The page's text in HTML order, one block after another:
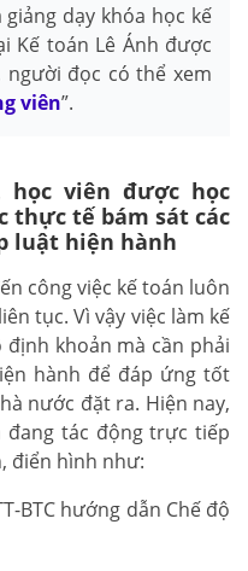
dạy khóa học kế
Kế toán Lê Ánh được
đọc có thể xem
viên”.
học viên được học
thực tế bám sát các
luật hiện hành
công việc kế toán luôn
tục. Vì vậy việc làm kế
khoản mà cần phải
hành để đáp ứng tốt
nước đặt ra. Hiện nay,
tác động trực tiếp
điển hình như:
BTC hướng dẫn Chế độ